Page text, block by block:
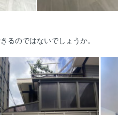
るのではないでしょうか。